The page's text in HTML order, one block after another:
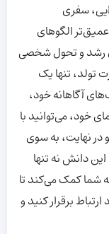
سفری
الگوهای
رشد و تحول شخصی
تولد، تنها یک
آگاهانه خود،
خود، می‌توانید با
در نهایت، به سوی
دانش نه تنها
شما کمک می‌کند تا
برقرار کنید و